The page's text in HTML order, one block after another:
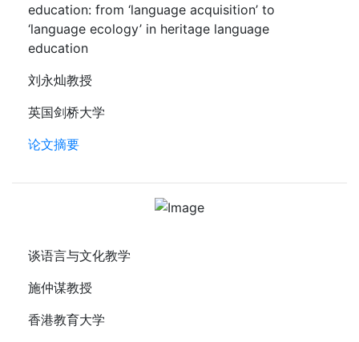
education: from ‘language acquisition’ to
‘language ecology’ in heritage language
education
刘永灿教授
英国剑桥大学
论文摘要
谈语言与文化教学
施仲谋教授
香港教育大学